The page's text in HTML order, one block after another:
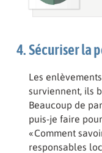
Sécuriser la
Les
surviennent, ils
Beaucoup de
puis-je faire
« Comment
responsables